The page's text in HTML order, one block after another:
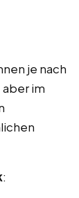
je nach
im
: